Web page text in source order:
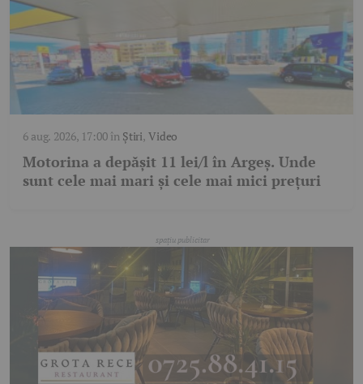
6 aug. 2026, 17:00în Știri,Video
Motorina a depășit 11 lei/l în Argeș. Unde
sunt cele mai mari și cele mai mici prețuri